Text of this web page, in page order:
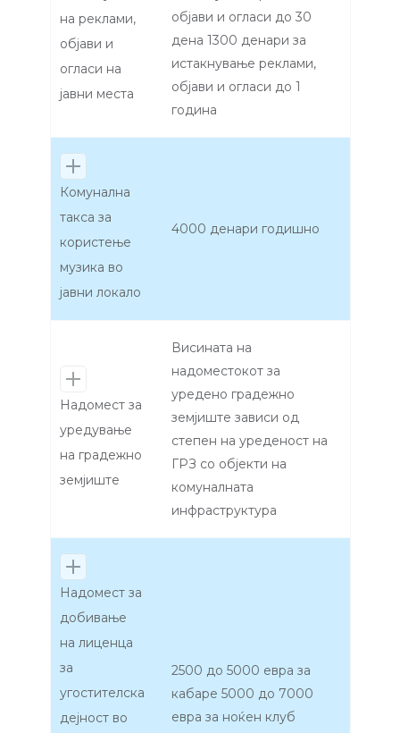
на реклами,
објави и
огласи на
јавни места
објави и огласи до 30
дена 1300 денари за
истакнување реклами,
објави и огласи до 1
година
Комунална
такса за
користење
музика во
јавни локало
4000 денари годишно
Надомест за
уредување
на градежно
земјиште
Висината на
надоместокот за
уредено градежно
земјиште зависи од
степен на уреденост на
ГРЗ со објекти на
комуналната
инфраструктура
Надомест за
добивање
на лиценца
за
угостителска
дејност во
2500 до 5000 евра за
кабаре 5000 до 7000
евра за ноќен клуб